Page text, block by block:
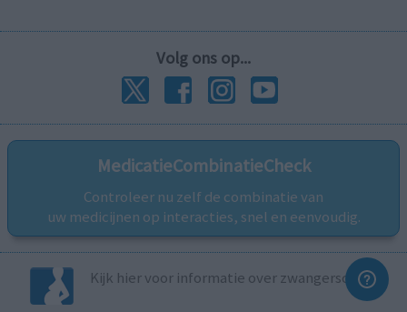
Volg ons op...
MedicatieCombinatieCheck
Controleer nu zelf de combinatie van
uw medicijnen op interacties, snel en eenvoudig.
Kijk hier voor informatie over zwangerschap.